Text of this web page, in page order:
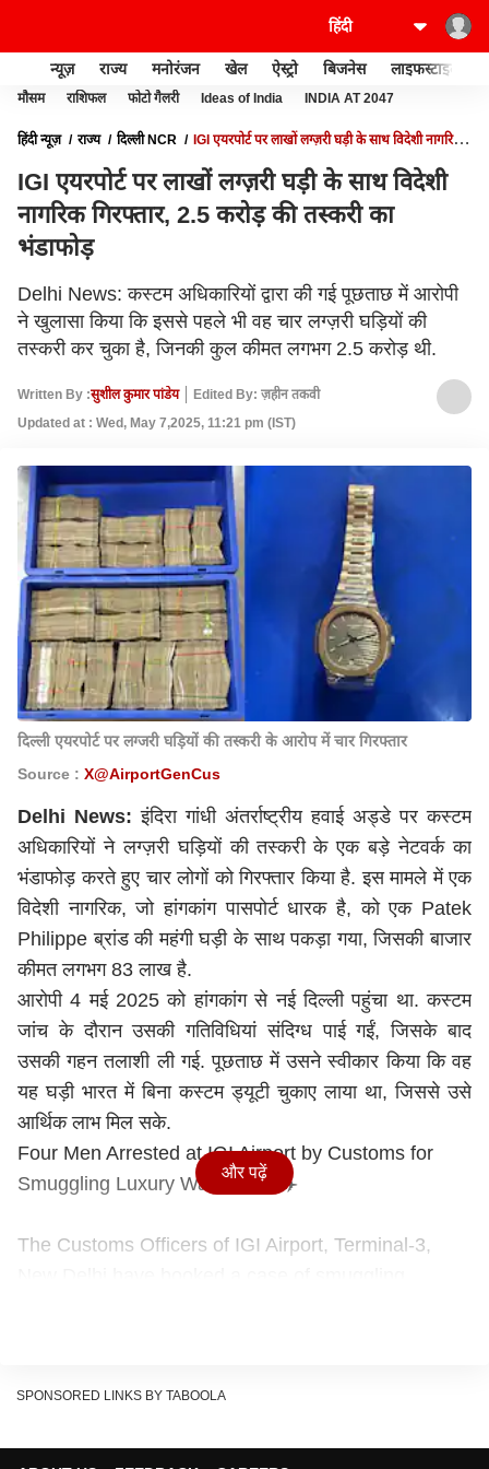
न्यूज़ राज्य मनोरंजन खेल ऐस्ट्रो बिजनेस लाइफस्टाइल
मौसम राशिफल फोटो गैलरी Ideas of India INDIA AT 2047
हिंदी न्यूज़ राज्य दिल्ली NCR
IGI एयरपोर्ट पर लाखों लग्ज़री घड़ी के साथ विदेशी नागरिक
IGI एयरपोर्ट पर लाखों लग्ज़री घड़ी के साथ विदेशी
नागरिक गिरफ्तार, 2.5 करोड़ की तस्करी का
भंडाफोड़
Delhi News: कस्टम अधिकारियों द्वारा की गई पूछताछ में आरोपी
ने खुलासा किया कि इससे पहले भी वह चार लग्ज़री घड़ियों की
तस्करी कर चुका है, जिनकी कुल कीमत लगभग 2.5 करोड़ थी.
Written By :सुशील कुमार पांडेय
Edited By: ज़हीन तकवी
Updated at : Wed, May 7,2025, 11:21 pm (IST)
दिल्ली एयरपोर्ट पर लग्जरी घड़ियों की तस्करी के आरोप में चार गिरफ्तार
Source : X@AirportGenCus
Delhi News: इंदिरा गांधी अंतर्राष्ट्रीय हवाई अड्डे पर कस्टम
अधिकारियों ने लग्ज़री घड़ियों की तस्करी के एक बड़े नेटवर्क का
भंडाफोड़ करते हुए चार लोगों को गिरफ्तार किया है. इस मामले में एक
विदेशी नागरिक, जो हांगकांग पासपोर्ट धारक है, को एक Patek
Philippe ब्रांड की महंगी घड़ी के साथ पकड़ा गया, जिसकी बाजार
कीमत लगभग 83 लाख है.
आरोपी 4 मई 2025 को हांगकांग से नई दिल्ली पहुंचा था. कस्टम
जांच के दौरान उसकी गतिविधियां संदिग्ध पाई गईं, जिसके बाद
उसकी गहन तलाशी ली गई. पूछताछ में उसने स्वीकार किया कि वह
यह घड़ी भारत में बिना कस्टम ड्यूटी चुकाए लाया था, जिससे उसे
आर्थिक लाभ मिल सके.
Four Men Arrested at IGI Airport by Customs for
Smuggling Luxury Watches ⌚️ ✈️
The Customs Officers of IGI Airport, Terminal-3,
— Delhi Customs (Airport & General)
और पढ़ें
SPONSORED LINKS BY TABOOLA